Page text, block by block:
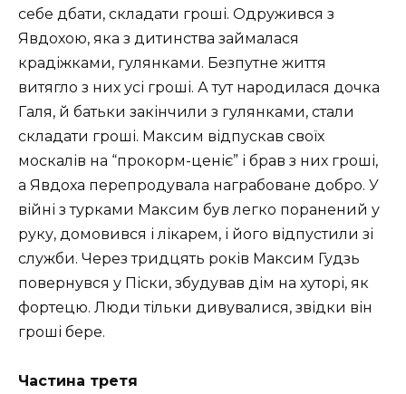
себе дбати, складати гроші. Одружився з
Явдохою, яка з дитинства займалася
крадіжками, гулянками. Безпутне життя
витягло з них усі гроші. А тут народилася дочка
Галя, й батьки закінчили з гулянками, стали
складати гроші. Максим відпускав своїх
москалів на “прокорм-ценіє” і брав з них гроші,
а Явдоха перепродувала награбоване добро. У
війні з турками Максим був легко поранений у
руку, домовився і лікарем, і його відпустили зі
служби. Через тридцять років Максим Гудзь
повернувся у Піски, збудував дім на хуторі, як
фортецю. Люди тільки дивувалися, звідки він
гроші бере.
Частина третя